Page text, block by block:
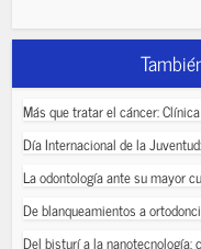
Más que tratar el cáncer:
Día Internacional de la
La odontología ante su mayor
De blanqueamientos a
Del bisturí a la nanotecnología: